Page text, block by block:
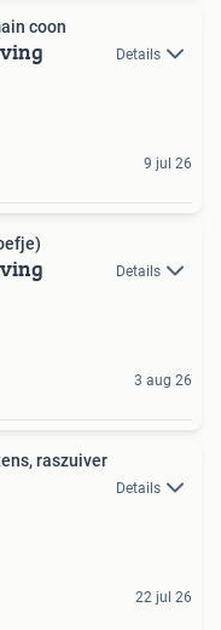
coon
Details
9 jul 26
Details
3 aug 26
raszuiver
Details
22 jul 26